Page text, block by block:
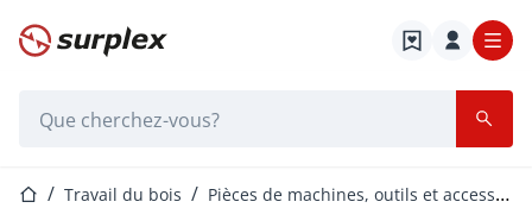
Page d'accueil
Page d'accueil
Travail du bois Pièces de machines, outils et accessoires